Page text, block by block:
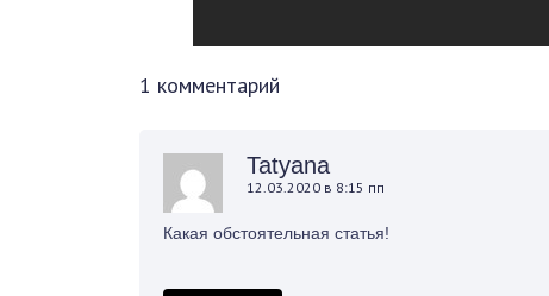
1 комментарий
Tatyana
12.03.2020 в 8:15 пп
Какая обстоятельная статья!